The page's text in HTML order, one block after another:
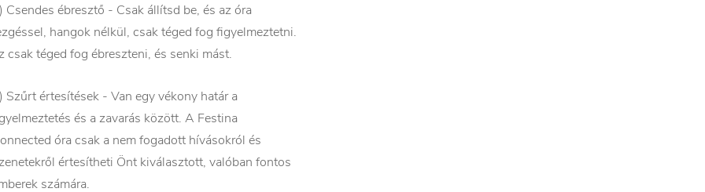
Csendes ébresztő - Csak állítsd be, és az óra
hangok nélkül, csak téged fog figyelmeztetni.
csak téged fog ébreszteni, és senki mást.
Szűrt értesítések - Van egy vékony határ a
és a zavarás között. A Festina
óra csak a nem fogadott hívásokról és
értesítheti Önt kiválasztott, valóban fontos
számára.